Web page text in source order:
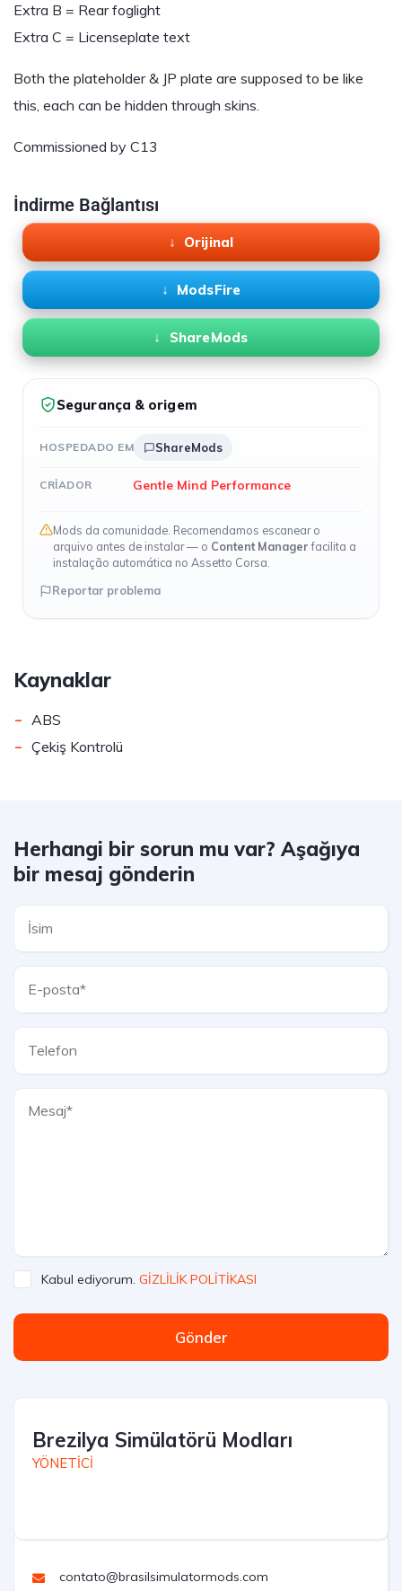
Extra B = Rear foglight
Extra C = Licenseplate text
Both the plateholder & JP plate are supposed to be like
this, each can be hidden through skins.
Commissioned by C13
İndirme Bağlantısı
Orijinal
ModsFire
ShareMods
Segurança & origem
HOSPEDADO EM ShareMods
CRIADOR Gentle Mind Performance
Mods da comunidade. Recomendamos escanear o
arquivo antes de instalar — o Content Managerfacilita a
instalação automática no Assetto Corsa.
Reportar problema
Kaynaklar
- ABS
- Çekiş Kontrolü
Herhangi bir sorun mu var? Aşağıya
bir mesaj gönderin
Kabul ediyorum. GİZLİLİK POLİTİKASI
Gönder
Brezilya Simülatörü Modları
YÖNETİCİ
contato@brasilsimulatormods.com